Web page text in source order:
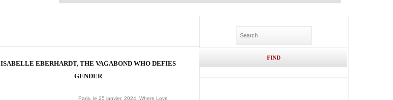
ISABELLE EBERHARDT, THE VAGABOND WHO DEFIES
GENDER
Paris, le 25 janvier, 2024. Where Love